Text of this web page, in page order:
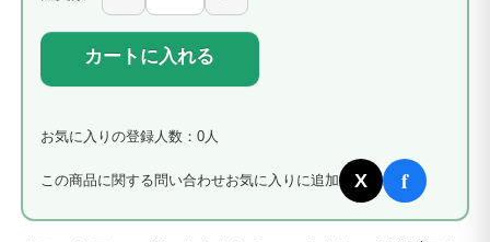
カートに入れる
お気に入りの登録人数：0人
この商品に関する問い合わせお気に入りに追加 X f